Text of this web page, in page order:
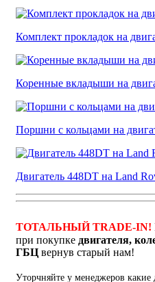
Комплект прокладок на
Коренные вкладыши на
Поршни с кольцами на
Двигатель 448DT на Land
ТОТАЛЬНЫЙ TRADE-IN!
при покупке двигателя,
ГБЦ вернув старый нам!
Уторчняйте у менеджеров